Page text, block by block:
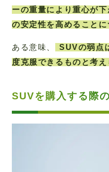
ーの重量により重心が
の安定性を高めることに
ある意味、
SUVの弱点
度克服できるものと考え
SUVを購入する際